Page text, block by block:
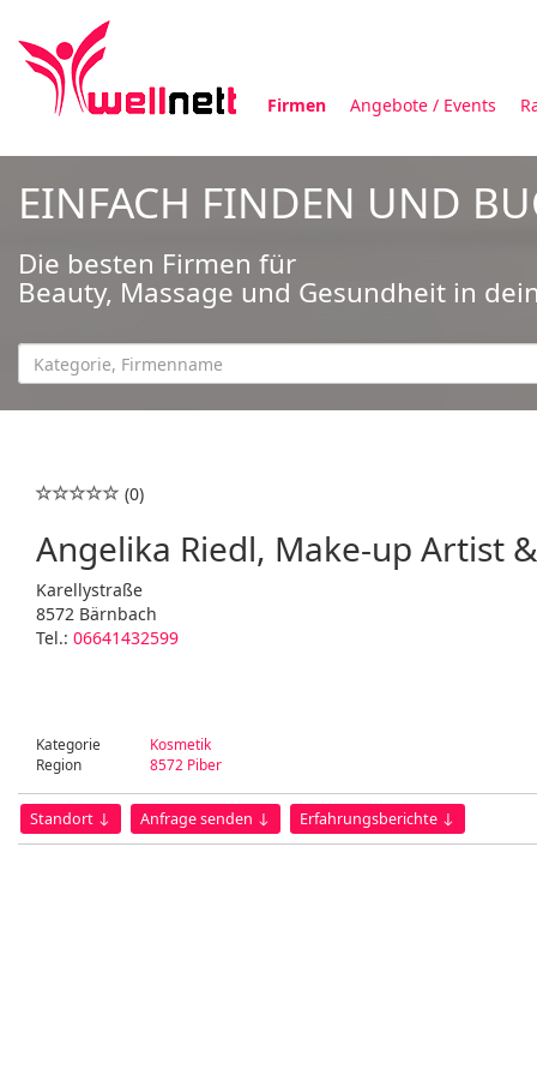
Firmen Angebote / Events
EINFACH FINDEN UND
Die besten Firmen für
Beauty, Massage und Gesundheit in
(0)
Angelika Riedl, Make-up Artist
Karellystraße
8572 Bärnbach
Tel.: 06641432599
Kategorie
Kosmetik
Region
8572 Piber
Standort ↓ Anfrage senden ↓ Erfahrungsberichte ↓